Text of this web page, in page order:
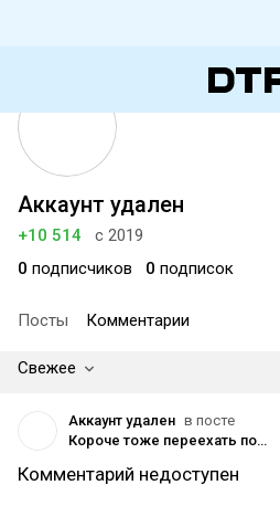
Аккаунт удален
+10 514
с 2019
0 подписчиков 0 подписок
Посты Комментарии
Свежее
Аккаунт удален в посте
Короче тоже переехать попытаюсь
Комментарий недоступен